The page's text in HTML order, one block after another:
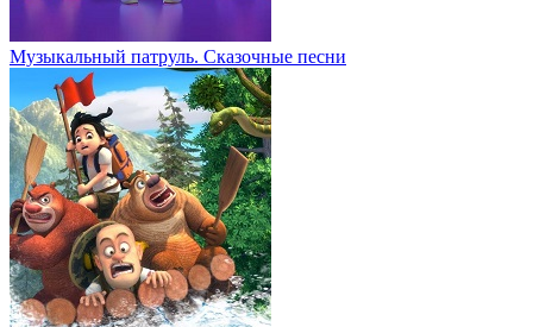
Музыкальный патруль. Сказочные песни